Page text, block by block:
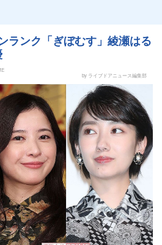
ランク「ぎぼむす」綾瀬はる
by ライブドアニュース編集部